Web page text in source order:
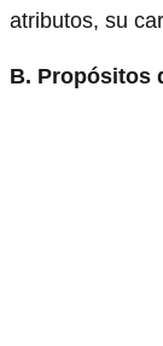
atributos, su
B. Propósitos